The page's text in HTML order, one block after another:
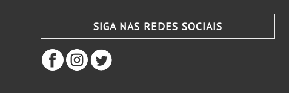
SIGA NAS REDES SOCIAIS